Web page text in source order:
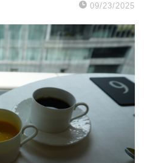
09/23/2025